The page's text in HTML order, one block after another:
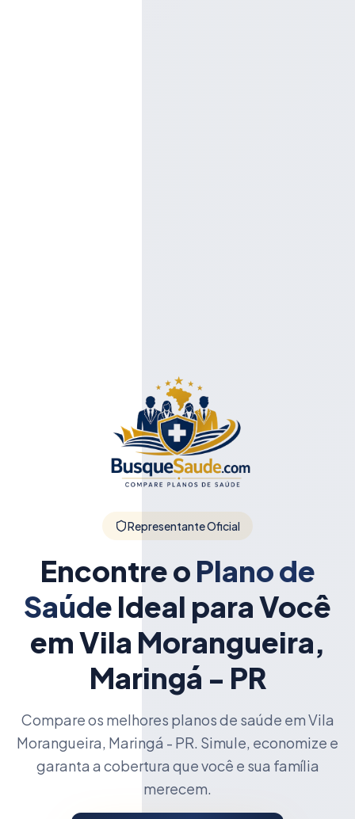
Representante Oficial
Encontre o Plano de
Saúde Ideal para Você
em Vila Morangueira,
Maringá - PR
Compare os melhores planos de saúde em Vila
Morangueira, Maringá - PR. Simule, economize e
garanta a cobertura que você e sua família
merecem.